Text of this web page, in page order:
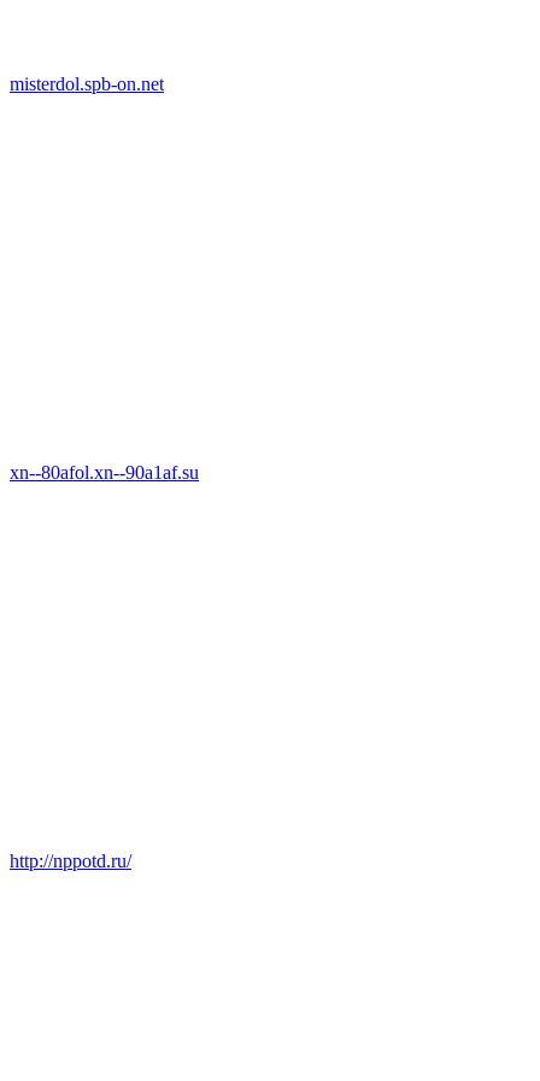
misterdol.spb-on.net
xn--80afol.xn--90a1af.su
http://nppotd.ru/